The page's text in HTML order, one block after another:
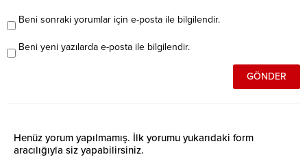
Beni sonraki yorumlar için e-posta ile bilgilendir.
Beni yeni yazılarda e-posta ile bilgilendir.
Henüz yorum yapılmamış. İlk yorumu yukarıdaki form
aracılığıyla siz yapabilirsiniz.